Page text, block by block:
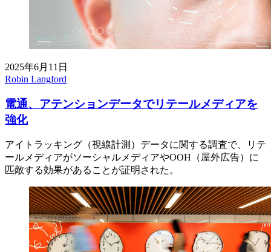
2025年6月11日
Robin Langford
電通、アテンションデータでリテールメディアを
強化
アイトラッキング（視線計測）データに関する調査で、リテ
ールメディアがソーシャルメディアやOOH（屋外広告）に
匹敵する効果があることが証明された。